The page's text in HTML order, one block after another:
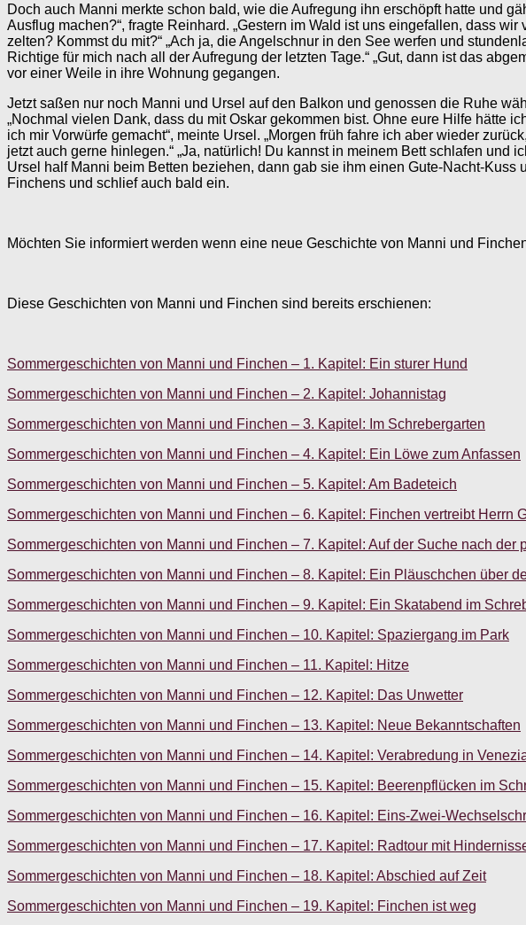
Doch auch Manni merkte schon bald, wie die Aufregung ihn erschöpft hatte und
Ausflug machen?“, fragte Reinhard. „Gestern im Wald ist uns eingefallen, dass
zelten? Kommst du mit?“ „Ach ja, die Angelschnur in den See werfen und
Richtige für mich nach all der Aufregung der letzten Tage.“ „Gut, dann ist das
vor einer Weile in ihre Wohnung gegangen.
Jetzt saßen nur noch Manni und Ursel auf den Balkon und genossen die Ruhe
„Nochmal vielen Dank, dass du mit Oskar gekommen bist. Ohne eure Hilfe hätte
ich mir Vorwürfe gemacht“, meinte Ursel. „Morgen früh fahre ich aber wieder
jetzt auch gerne hinlegen.“ „Ja, natürlich! Du kannst in meinem Bett schlafen und
Ursel half Manni beim Betten beziehen, dann gab sie ihm einen Gute-Nacht-
Finchens und schlief auch bald ein.
Möchten Sie informiert werden wenn eine neue Geschichte von Manni und
Diese Geschichten von Manni und Finchen sind bereits erschienen:
Sommergeschichten von Manni und Finchen – 1. Kapitel: Ein sturer Hund
Sommergeschichten von Manni und Finchen – 2. Kapitel: Johannistag
Sommergeschichten von Manni und Finchen – 3. Kapitel: Im Schrebergarten
Sommergeschichten von Manni und Finchen – 4. Kapitel: Ein Löwe zum Anfassen
Sommergeschichten von Manni und Finchen – 5. Kapitel: Am Badeteich
Sommergeschichten von Manni und Finchen – 6. Kapitel: Finchen vertreibt Herrn
Sommergeschichten von Manni und Finchen – 7. Kapitel: Auf der Suche nach der
Sommergeschichten von Manni und Finchen – 8. Kapitel: Ein Pläuschchen über
Sommergeschichten von Manni und Finchen – 9. Kapitel: Ein Skatabend im
Sommergeschichten von Manni und Finchen – 10. Kapitel: Spaziergang im Park
Sommergeschichten von Manni und Finchen – 11. Kapitel: Hitze
Sommergeschichten von Manni und Finchen – 12. Kapitel: Das Unwetter
Sommergeschichten von Manni und Finchen – 13. Kapitel: Neue Bekanntschaften
Sommergeschichten von Manni und Finchen – 14. Kapitel: Verabredung in
Sommergeschichten von Manni und Finchen – 15. Kapitel: Beerenpflücken im
Sommergeschichten von Manni und Finchen – 16. Kapitel: Eins-Zwei-
Sommergeschichten von Manni und Finchen – 17. Kapitel: Radtour mit
Sommergeschichten von Manni und Finchen – 18. Kapitel: Abschied auf Zeit
Sommergeschichten von Manni und Finchen – 19. Kapitel: Finchen ist weg